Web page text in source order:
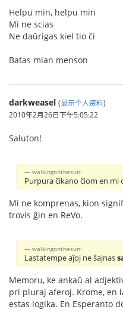
Helpu min, helpu min
Mi ne scias
Ne daŭrigas kiel tio ĉi
Batas mian menson
darkweasel (显示个人资料)
2010年2月26日下午5:05:22
Saluton!
walkingonthesun:
Purpura ĉikano ĉiom en mi
Mi ne komprenas, kion
trovis ĝin en ReVo.
walkingonthesun:
Lastatempe aĵoj ne ŝajnas
Memoru, ke ankaŭ al
pri pluraj aferoj. Krome, en
estas logika. En Esperanto